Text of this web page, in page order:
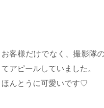
お客様だけでなく、撮影隊
てアピールしていました。
ほんとうに可愛いです♡